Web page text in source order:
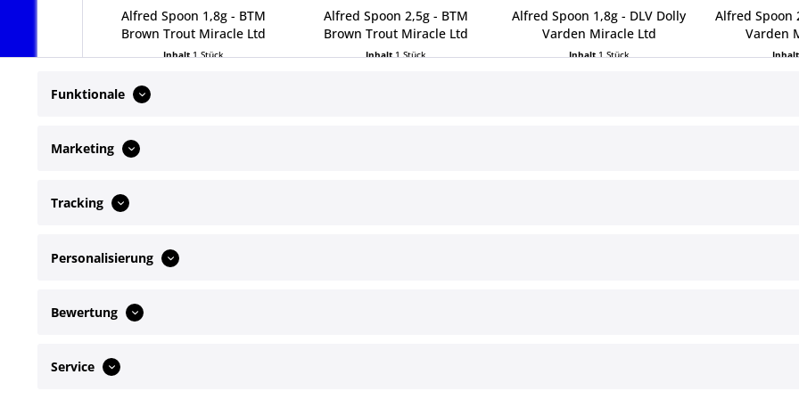
Alfred Spoon 1,8g - BTM
Brown Trout Miracle Ltd
Inhalt1 Stück
Alfred Spoon 2,5g - BTM
Brown Trout Miracle Ltd
Inhalt1 Stück
Alfred Spoon 1,8g - DLV Dolly
Varden Miracle Ltd
Inhalt1 Stück
Alfred Spoon
Varden
Telefonische Unterstützung und Beratung
+49172 4649072
Funktionale
Marketing
Tracking
Personalisierung
Bewertung
Service